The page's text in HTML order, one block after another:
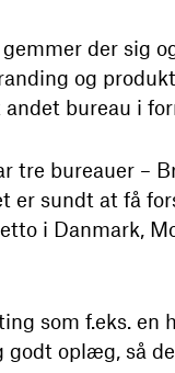
der sig
og
bureau i
tre bureauer –
er sundt at få
i Danmark,
som f.eks. en
oplæg, så